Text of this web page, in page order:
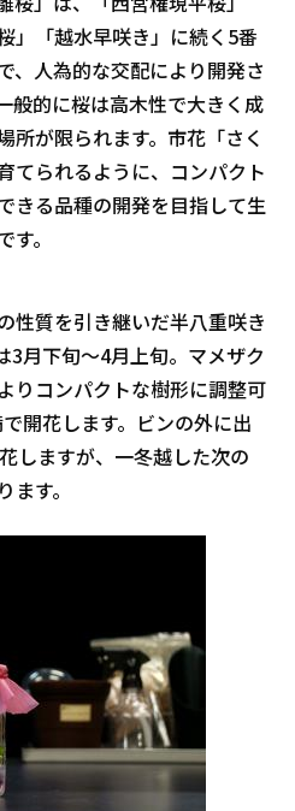
」「越水早咲き」に続く5番
、人為的な交配により開発さ
般的に桜は高木性で大きく成
所が限られます。市花「さく
てられるように、コンパクト
きる品種の開発を目指して生
。
性質を引き継いだ半八重咲き
3月下旬～4月上旬。マメザク
りコンパクトな樹形に調整可
開花します。ビンの外に出
しますが、一冬越した次の
す。